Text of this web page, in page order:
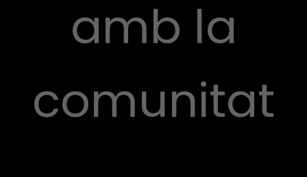
amb la
comunitat